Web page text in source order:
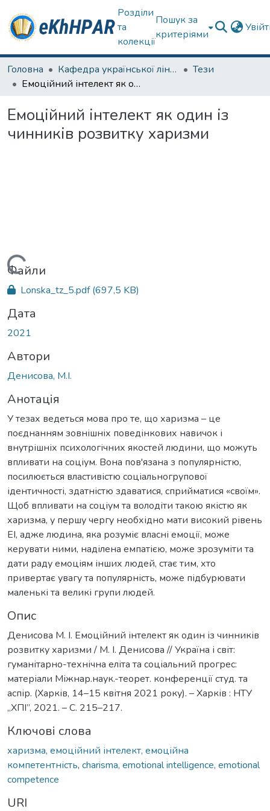
Розділи
та
колекції
Пошук за
критеріями
Головна Кафедра української лінгвістики, літератури та методики навчання
Тези
Емоційний інтелект як один із чинників розвитку харизми
Емоційний інтелект як один із
чинників розвитку харизми
Вантажиться...
Файли
Lonska_tz_5.pdf(697,5 KB)
Дата
2021
Автори
Денисова, М.І.
Анотація
У тезах ведеться мова про те, що харизма – це
поєднанням зовнішніх поведінкових навичок і
внутрішніх психологічних якостей людини, що можуть
впливати на соціум. Вона пов'язана з популярністю,
посилюється властивістю соціальногрупової
ідентичності, здатністю здаватися, сприйматися «своїм».
Щоб впливати на соціум та володіти такою якістю як
харизма, у першу чергу необхідно мати високий рівень
ЕІ, адже людина, яка розуміє власні емоції, може
керувати ними, наділена емпатією, може зрозуміти та
дати раду емоціям інших людей, стає тим, хто
привертає увагу та популярність, може підбурювати
маленькі та великі групи людей.
Опис
Денисова М. І. Емоційний інтелект як один із чинників
розвитку харизми / М. І. Денисова // Україна і світ:
гуманітарно-технічна еліта та соціальний прогрес:
матеріали Міжнар.наук.-теорет. конференції студ. та
аспір. (Харків, 14–15 квітня 2021 року). – Харків : НТУ
„ХПІ”, 2021. – С. 215–217.
Ключові слова
харизма, емоційний інтелект, емоційна
компетентність, charisma, emotional intelligence, emotional
competence
URI